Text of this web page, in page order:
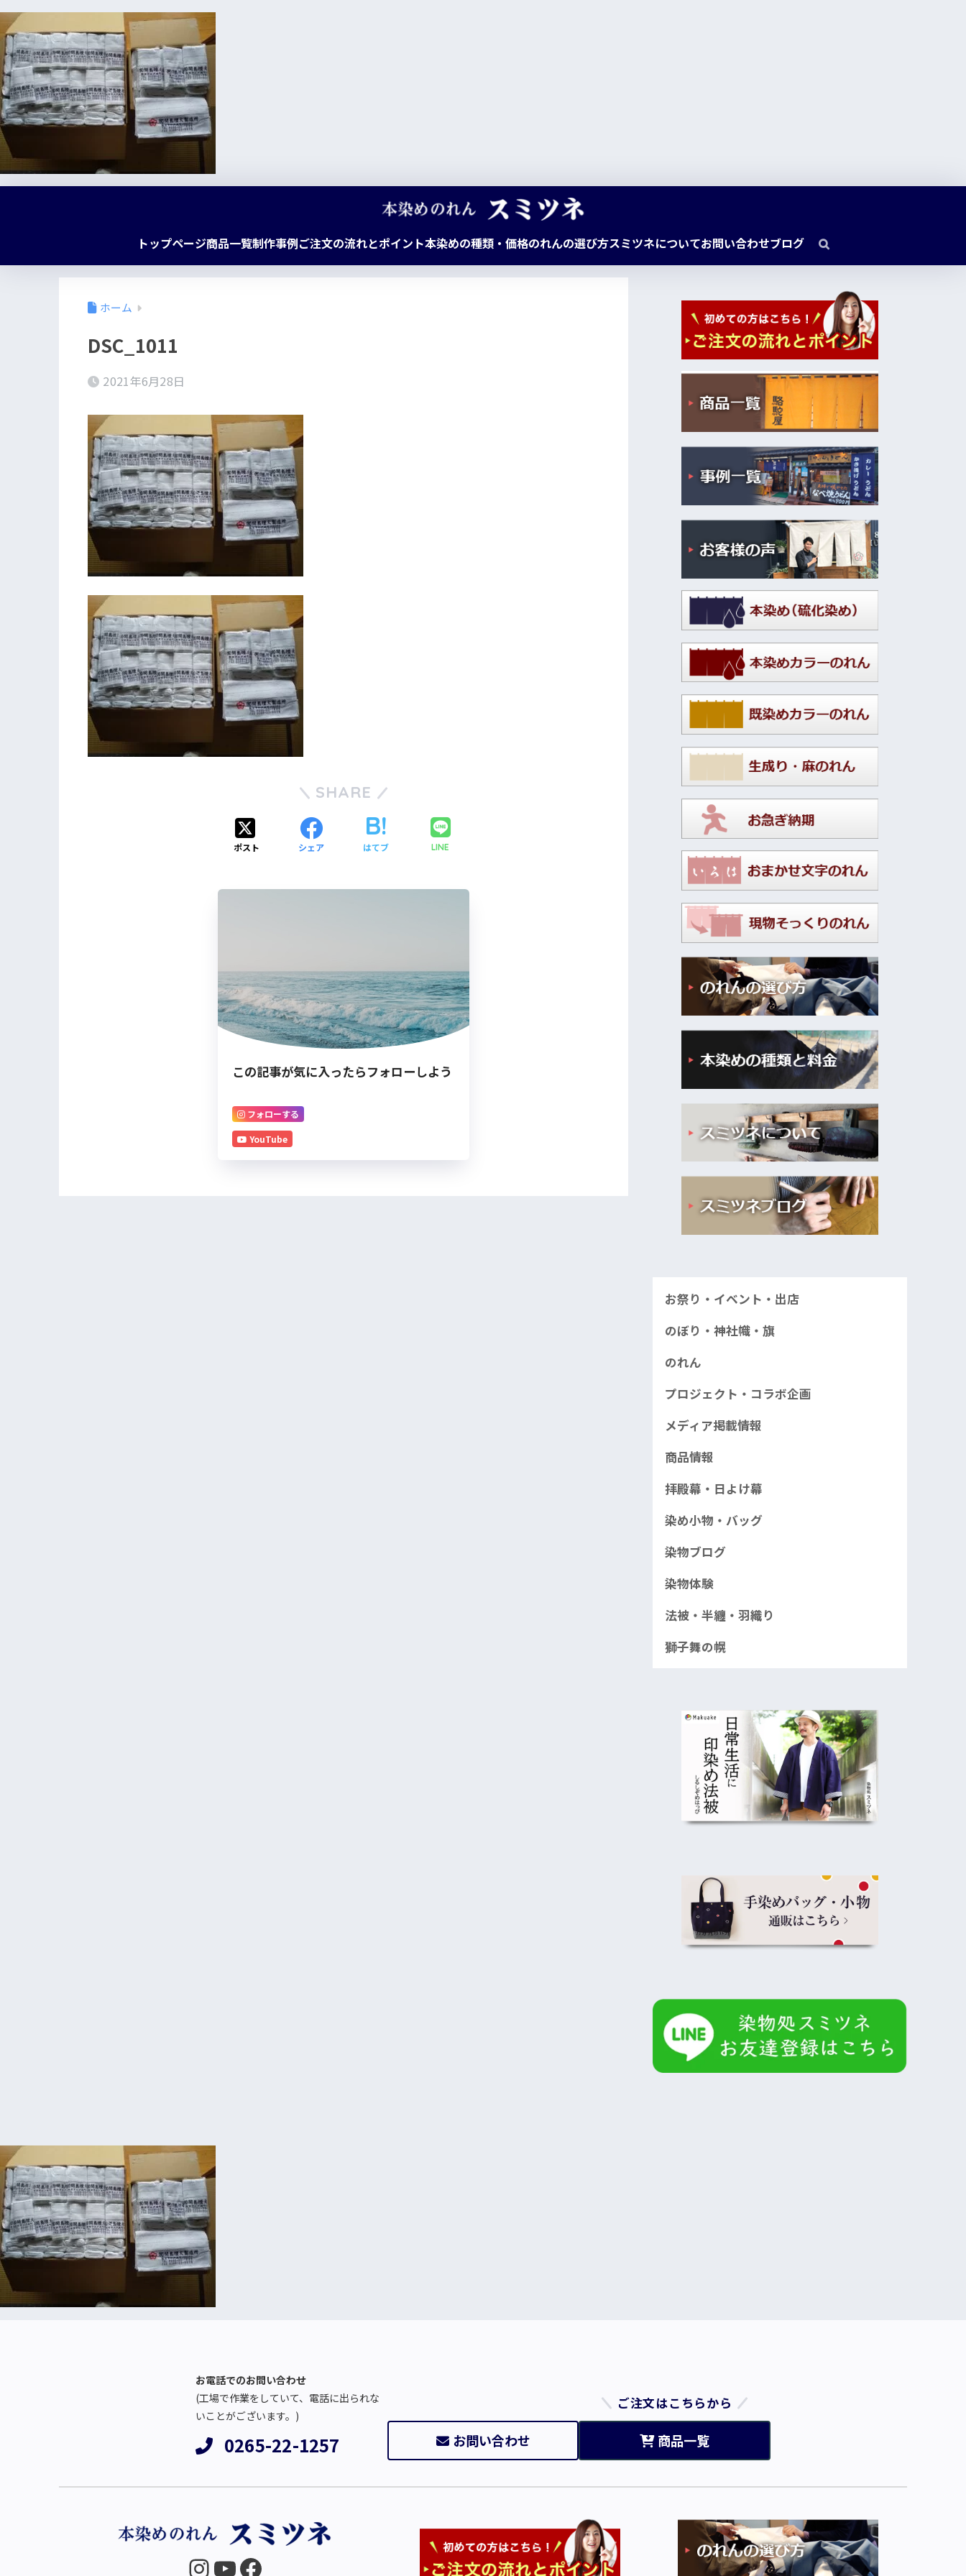
トップページ商品一覧制作事例ご注文の流れとポイント本染めの種類・価格のれんの選び方スミツネについてお問い合わせブログ
ホーム
DSC_1011
2021年6月28日
SHARE
ポスト シェア はてブ LINE
この記事が気に入ったらフォローしよう
フォローする
YouTube
お祭り・イベント・出店
のぼり・神社幟・旗
のれん
プロジェクト・コラボ企画
メディア掲載情報
商品情報
拝殿幕・日よけ幕
染め小物・バッグ
染物ブログ
染物体験
法被・半纏・羽織り
獅子舞の幌
お電話でのお問い合わせ
(工場で作業をしていて、電話に出られな
いことがございます。)
0265-22-1257 お問い合わせ
ご注文はこちらから
商品一覧